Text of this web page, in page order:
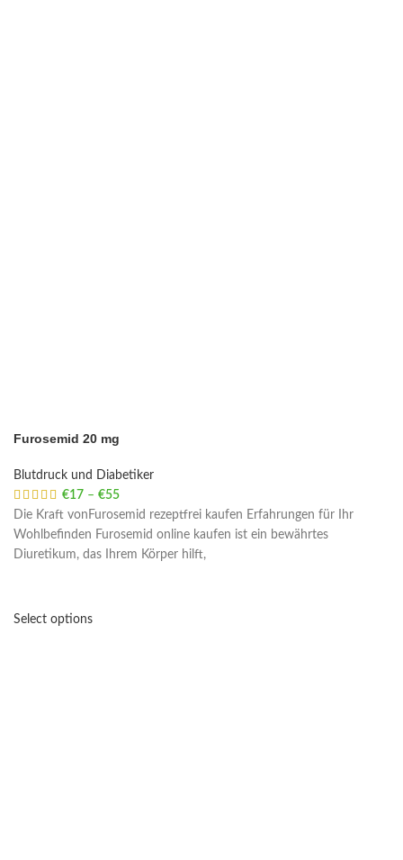
Furosemid 20 mg
Blutdruck und Diabetiker
€17 – €55
Die Kraft vonFurosemid rezeptfrei kaufen Erfahrungen für Ihr
Wohlbefinden Furosemid online kaufen ist ein bewährtes
Diuretikum, das Ihrem Körper hilft,
Select options